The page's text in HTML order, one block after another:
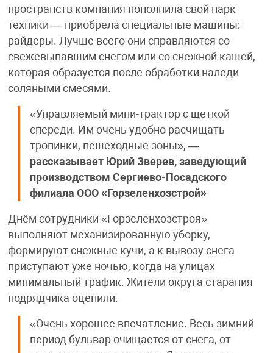
пространств компания пополнила свой парк
техники — приобрела специальные машины:
райдеры. Лучше всего они справляются со
свежевыпавшим снегом или со снежной кашей,
которая образуется после обработки наледи
соляными смесями.
«Управляемый мини-трактор с щеткой
спереди. Им очень удобно расчищать
тропинки, пешеходные зоны», —
рассказывает Юрий Зверев, заведующий
производством Сергиево-Посадского
филиала ООО «Горзеленхозстрой»
Днём сотрудники «Горзеленхозстроя»
выполняют механизированную уборку,
формируют снежные кучи, а к вывозу снега
приступают уже ночью, когда на улицах
минимальный трафик. Жители округа старания
подрядчика оценили.
«Очень хорошее впечатление. Весь зимний
период бульвар очищается от снега, от